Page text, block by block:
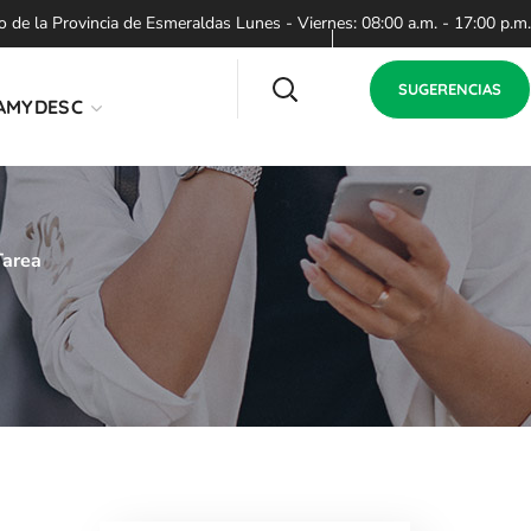
la Provincia de Esmeraldas Lunes - Viernes: 08:00 a.m. - 17:00 p.m.
SUGERENCIAS